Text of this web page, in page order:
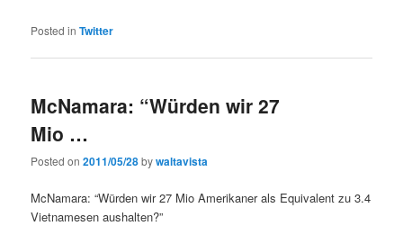
Posted in Twitter
McNamara: “Würden wir 27
Mio …
Posted on2011/05/28bywaltavista
McNamara: “Würden wir 27 Mio Amerikaner als Equivalent zu 3.4
Vietnamesen aushalten?”